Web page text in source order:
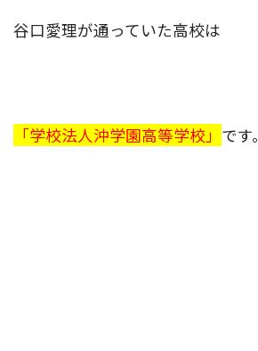
谷口愛理が通っていた高校は
「学校法人沖学園高等学校」 です。